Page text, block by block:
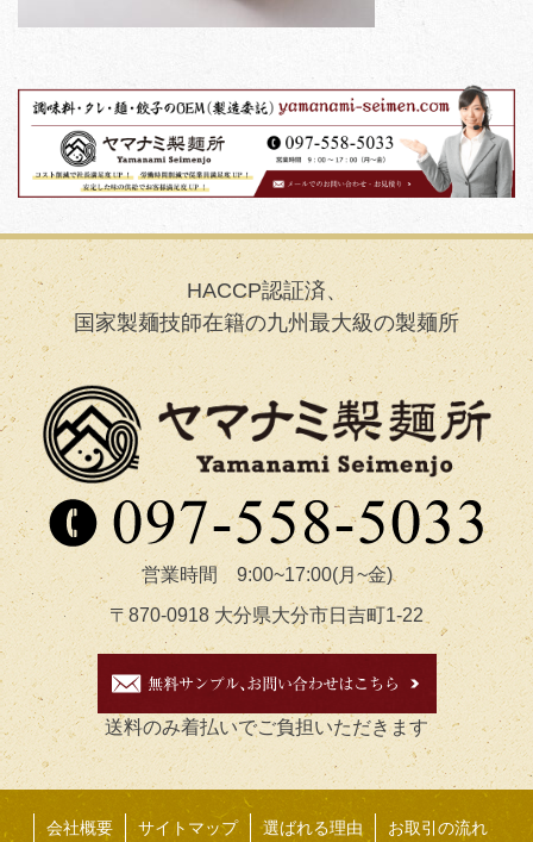
HACCP認証済、
国家製麺技師在籍の九州最大級の製麺所
営業時間 9:00~17:00(月~金)
〒870-0918 大分県大分市日吉町1-22
送料のみ着払いでご負担いただきます
会社概要 サイトマップ 選ばれる理由 お取引の流れ